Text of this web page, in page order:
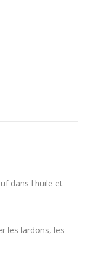
dans l'huile et
les lardons, les